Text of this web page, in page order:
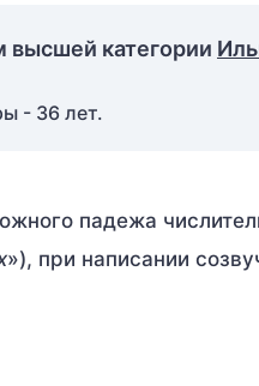
высшей категории
- 36 лет.
падежа
»), при написании